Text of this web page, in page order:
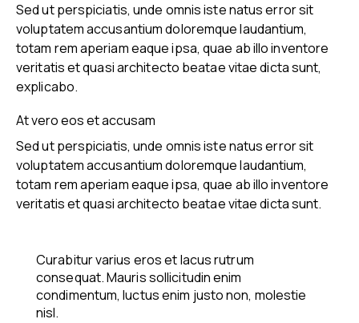
Sed ut perspiciatis, unde omnis iste natus error sit
voluptatem accusantium doloremque laudantium,
totam rem aperiam eaque ipsa, quae ab illo inventore
veritatis et quasi architecto beatae vitae dicta sunt,
explicabo.
At vero eos et accusam
Sed ut perspiciatis, unde omnis iste natus error sit
voluptatem accusantium doloremque laudantium,
totam rem aperiam eaque ipsa, quae ab illo inventore
veritatis et quasi architecto beatae vitae dicta sunt.
Curabitur varius eros et lacus rutrum
consequat. Mauris sollicitudin enim
condimentum, luctus enim justo non, molestie
nisl.